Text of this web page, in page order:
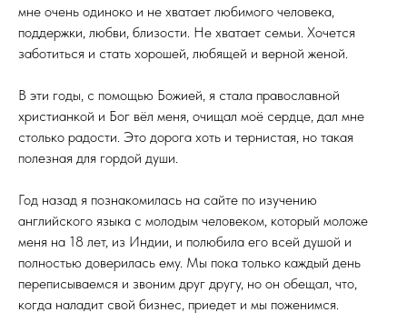
мне очень одиноко и не хватает любимого человека,
поддержки, любви, близости. Не хватает семьи. Хочется
заботиться и стать хорошей, любящей и верной женой.
В эти годы, с помощью Божией, я стала православной
христианкой и Бог вёл меня, очищал моё сердце, дал мне
столько радости. Это дорога хоть и тернистая, но такая
полезная для гордой души.
Год назад я познакомилась на сайте по изучению
английского языка с молодым человеком, который моложе
меня на 18 лет, из Индии, и полюбила его всей душой и
полностью доверилась ему. Мы пока только каждый день
переписываемся и звоним друг другу, но он обещал, что,
когда наладит свой бизнес, приедет и мы поженимся.